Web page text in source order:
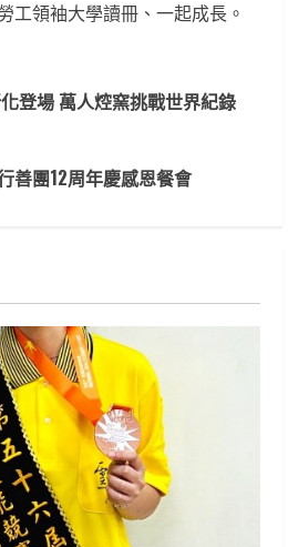
工領袖大學讀冊、一起成長。
登場 萬人焢窯挑戰世界紀錄
善團12周年慶感恩餐會